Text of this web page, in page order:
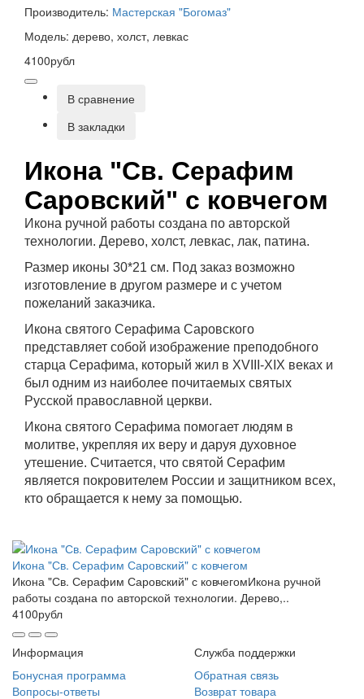
Производитель: Мастерская "Богомаз"
Модель: дерево, холст, левкас
4100рубл
В сравнение
В закладки
Икона "Св. Серафим
Саровский" с ковчегом
Икона ручной работы создана по авторской
технологии. Дерево, холст, левкас, лак, патина.
Размер иконы 30*21 см. Под заказ возможно
изготовление в другом размере и с учетом
пожеланий заказчика.
Икона святого Серафима Саровского
представляет собой изображение преподобного
старца Серафима, который жил в XVIII-XIX веках и
был одним из наиболее почитаемых святых
Русской православной церкви.
Икона святого Серафима помогает людям в
молитве, укрепляя их веру и даруя духовное
утешение. Считается, что святой Серафим
является покровителем России и защитником всех,
кто обращается к нему за помощью.
Икона "Св. Серафим Саровский" с ковчегом
Икона "Св. Серафим Саровский" с ковчегомИкона ручной
работы создана по авторской технологии. Дерево,..
4100рубл
Информация
Бонусная программа
Вопросы-ответы
Служба поддержки
Обратная связь
Возврат товара